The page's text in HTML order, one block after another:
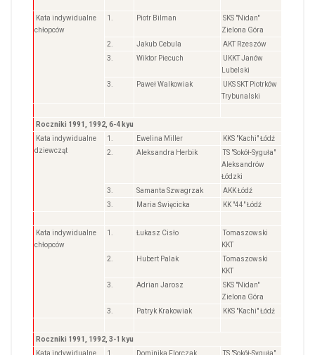
Kata indywidualne
chłopców
1. Piotr Bilman
SKS "Nidan"
Zielona Góra
2.
Jakub Cebula
AKT Rzeszów
3.
Wiktor Piecuch
UKKT Janów
Lubelski
3.
Paweł Walkowiak
UKS SKT Piotrków
Trybunalski
Roczniki 1991, 1992, 6-4 kyu
Kata indywidualne
dziewcząt
1. Ewelina Miller
KKS "Kachi" Łódź
2.
Aleksandra Herbik
TS "Sokół-Syguła"
Aleksandrów
Łódzki
3.
Samanta Szwagrzak
AKK Łódź
3.
Maria Święcicka KK "44" Łódź
Kata indywidualne
chłopców
1. Łukasz Cisło
Tomaszowski
KKT
2.
Hubert Palak
Tomaszowski
KKT
3.
Adrian Jarosz
SKS "Nidan"
Zielona Góra
3.
Patryk Krakowiak KKS "Kachi" Łódź
Roczniki 1991, 1992, 3-1 kyu
Kata indywidualne
1. Dominika Florczak
TS "Sokół-Syguła"